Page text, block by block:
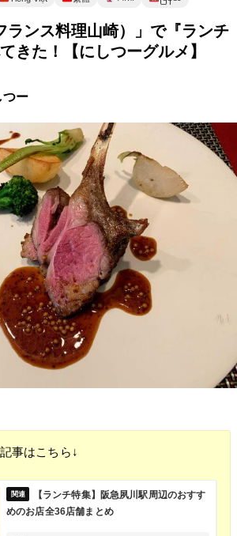
ランス料理山崎）」で『ランチ
きた！【にしつーグルメ】
つー
事はこちら↓
【ランチ特集】阪急夙川駅周辺のおすす
めのお店全36店舗まとめ